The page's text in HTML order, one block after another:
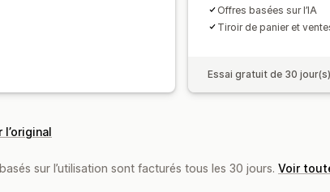
Offres basées sur l’IA
Tiroir de panier et
Essai gratuit de 30 jour(s)
l’original
sur l’utilisation sont facturés tous les 30 jours. Voir